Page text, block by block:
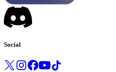
Social